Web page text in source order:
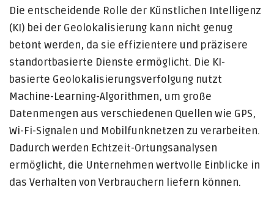
Die entscheidende Rolle der Künstlichen Intelligenz
(KI) bei der Geolokalisierung kann nicht genug
betont werden, da sie effizientere und präzisere
standortbasierte Dienste ermöglicht. Die KI-
basierte Geolokalisierungsverfolgung nutzt
Machine-Learning-Algorithmen, um große
Datenmengen aus verschiedenen Quellen wie GPS,
Wi-Fi-Signalen und Mobilfunknetzen zu verarbeiten.
Dadurch werden Echtzeit-Ortungsanalysen
ermöglicht, die Unternehmen wertvolle Einblicke in
das Verhalten von Verbrauchern liefern können.